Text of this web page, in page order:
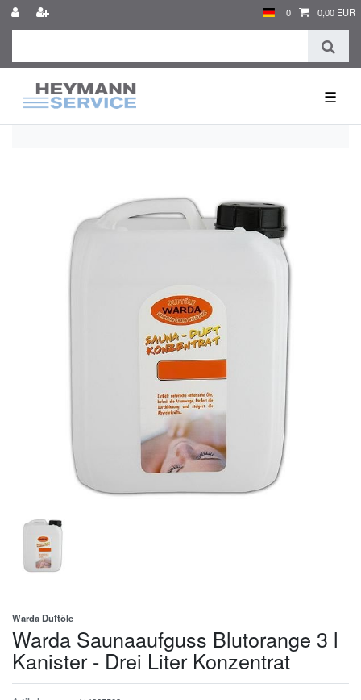
0 0,00 EUR
☰
Warda Duftöle
Warda Saunaaufguss Blutorange 3 l
Kanister - Drei Liter Konzentrat